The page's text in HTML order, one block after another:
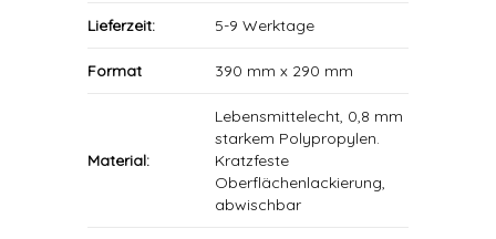
Lieferzeit: 5-9 Werktage
Format 390 mm x 290 mm
Material:
Lebensmittelecht, 0,8 mm
starkem Polypropylen.
Kratzfeste
Oberflächenlackierung,
abwischbar